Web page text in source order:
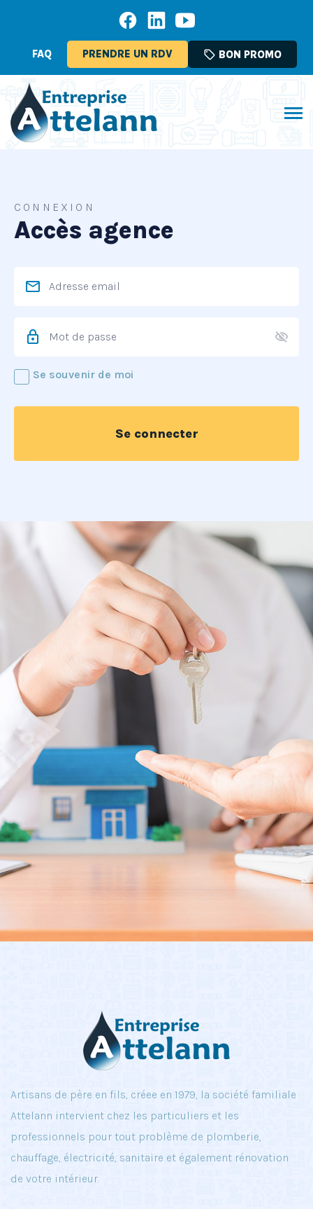
FAQ PRENDRE UN RDV sell BON PROMO
CONNEXION
Accès agence
email
lock visibility_off
Se souvenir de moi
Se connecter
Artisans de père en fils, créee en 1979, la société familiale
Attelann intervient chez les particuliers et les
professionnels pour tout problème de plomberie,
chauffage, électricité, sanitaire et également rénovation
de votre intérieur.